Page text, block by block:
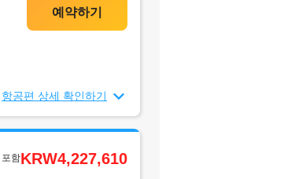
항공편 상세 확인하기
포함KRW4,227,610